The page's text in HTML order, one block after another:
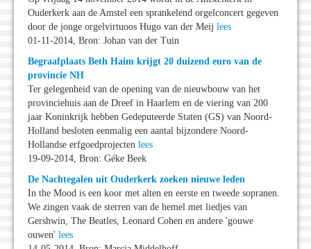
Ouderkerk aan de Amstel een sprankelend orgelconcert gegeven
door de jonge orgelvirtuoos Hugo van der Meij lees
01-11-2014, Bron: Johan van der Tuin
Begraafplaats Beth Haim krijgt 20 duizend euro van de
provincie NH
Ter gelegenheid van de opening van de nieuwbouw van het
provinciehuis aan de Dreef in Haarlem en de viering van 200
jaar Koninkrijk hebben Gedeputeerde Staten (GS) van Noord-
Holland besloten eenmalig een aantal bijzondere Noord-
Hollandse erfgoedprojecten lees
19-09-2014, Bron: Géke Beek
De Nachtegalen uit Ouderkerk zoeken nieuwe leden
In the Mood is een koor met alten en eerste en tweede sopranen.
We zingen vaak de sterren van de hemel met liedjes van
Gershwin, The Beatles, Leonard Cohen en andere 'gouwe
ouwen' lees